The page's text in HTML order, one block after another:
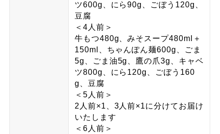
ツ600g、にら90g、ごぼう120g、
豆腐
＜4人前＞
牛もつ480g、みそスープ480ml＋
150ml、ちゃんぽん麺600g、ごま
5g、ごま油5g、鷹の爪3g、キャベ
ツ800g、にら120g、ごぼう160
g、豆腐
＜5人前＞
2人前×1、3人前×1に分けてお届け
いたします
＜6人前＞